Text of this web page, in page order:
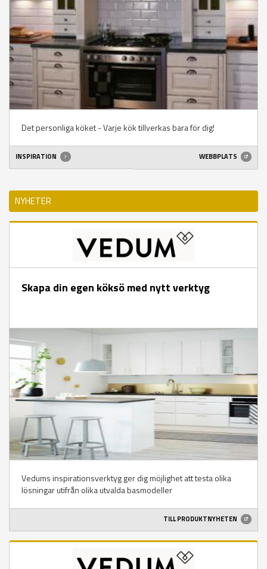
Det personliga köket - Varje kök tillverkas bara för dig!
INSPIRATION WEBBPLATS
NYHETER
Skapa din egen köksö med nytt verktyg
Vedums inspirationsverktyg ger dig möjlighet att testa olika
lösningar utifrån olika utvalda basmodeller
TILL PRODUKTNYHETEN